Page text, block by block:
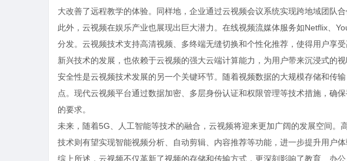
大改善了远程教学的体验。同样地，企业通过云视频会议系统实现跨地域团队
此外，云视频在娱乐产业也展现出巨大潜力。在线视频流媒体服务如Netflix、
分发。云视频技术支持高清视频、多终端无缝切换和个性化推荐，使得用户享
新兴技术的发展，也依赖于云视频的强大云端计算能力，为用户带来沉浸式的视
安全性是云视频技术发展的另一个关键环节。随着视频数据的大规模存储和传
点。现代云视频平台通过数据加密、多层身份认证和权限管理等技术措施，确
的要求。
未来，随着5G、人工智能等技术的融合，云视频将迎来更加广阔的发展空间。
技术则有望实现智能视频分析、自动剪辑、内容推荐等功能，进一步提升用户体
综上所述，云视频不仅革新了视频的存储和传输方式，更深刻影响了教育、办